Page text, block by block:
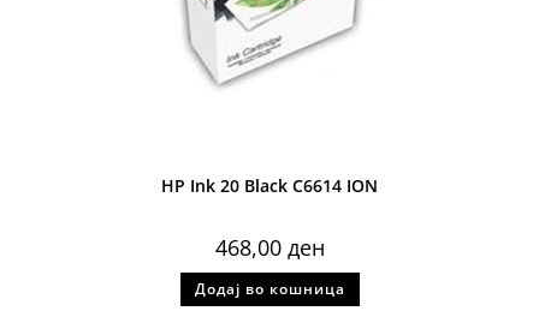
HP Ink 20 Black C6614 ION
468,00 ден
Додај во кошница